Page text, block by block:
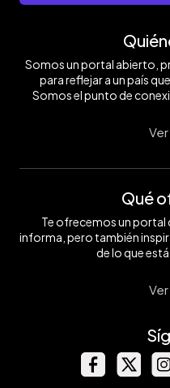
Somos un portal abierto,
para reflejar a un país
Somos el punto de
Qué
Te ofrecemos un
informa, pero también
de lo que